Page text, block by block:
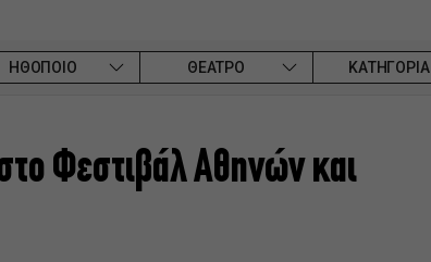
ΗΘΟΠΟΙΟ ΘΕΑΤΡΟ ΚΑΤΗΓΟΡΙΑ
Φεστιβάλ Αθηνών και